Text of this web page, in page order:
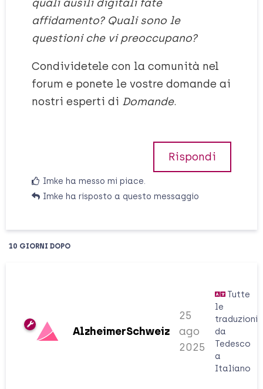
quali ausili digitali fate
affidamento? Quali sono le
questioni che vi preoccupano?
Condividetele con la comunità nel
forum e ponete le vostre domande ai
nostri esperti di Domande.
Rispondi
Imke ha messo mi piace.
Imke ha risposto a questo messaggio
10 GIORNI DOPO
AlzheimerSchweiz
25
ago
2025
Tutte
le
traduzioni
da
Tedesco
a
Italiano